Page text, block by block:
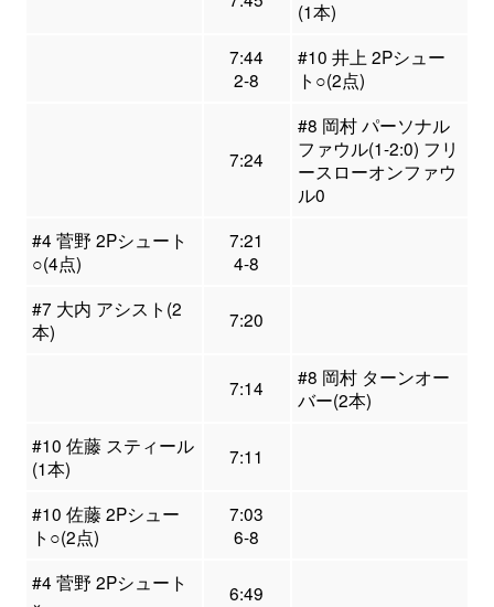
(1本)
7:44
2-8
#10 井上 2Pシュー
ト○(2点)
7:24
#8 岡村 パーソナル
ファウル(1-2:0) フリ
ースローオンファウ
ル0
#4 菅野 2Pシュート
○(4点)
7:21
4-8
#7 大内 アシスト(2
本)
7:20
7:14
#8 岡村 ターンオー
バー(2本)
#10 佐藤 スティール
(1本)
7:11
#10 佐藤 2Pシュー
ト○(2点)
7:03
6-8
#4 菅野 2Pシュート
6:49